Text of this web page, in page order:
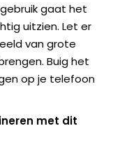
gaat het
uitzien. Let er
van grote
Buig het
op je telefoon
met dit